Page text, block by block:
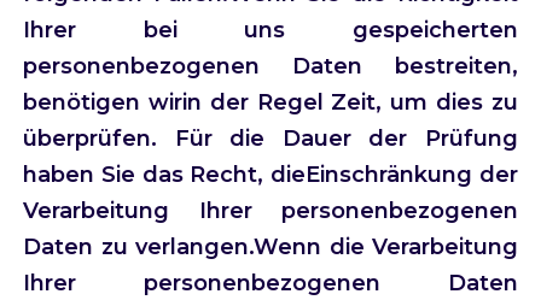
Ihrer bei uns gespeicherten
personenbezogenen Daten bestreiten,
benötigen wirin der Regel Zeit, um dies zu
überprüfen. Für die Dauer der Prüfung
haben Sie das Recht, dieEinschränkung der
Verarbeitung Ihrer personenbezogenen
Daten zu verlangen.Wenn die Verarbeitung
Ihrer personenbezogenen Daten